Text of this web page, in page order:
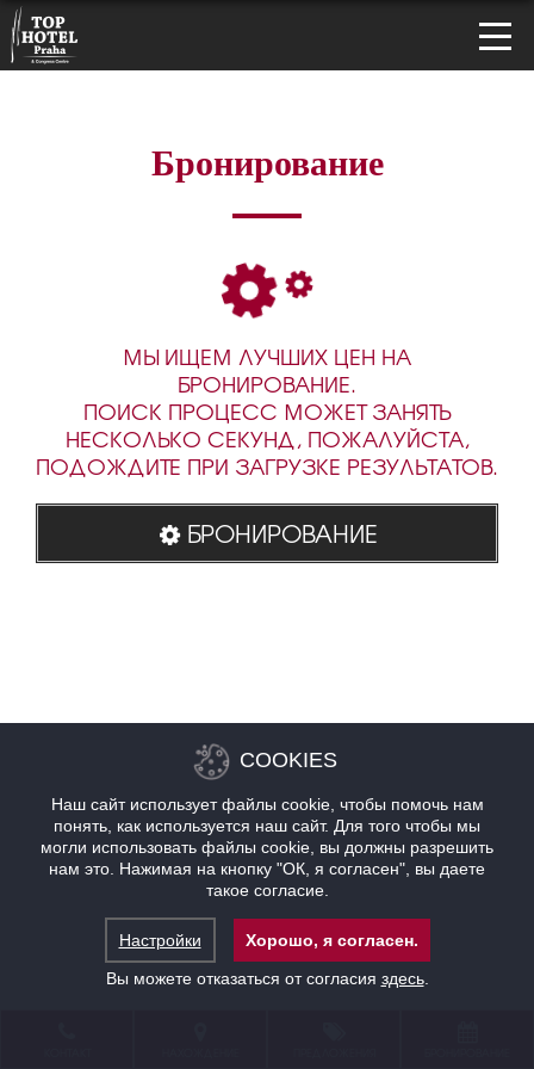
Бронирование
МЫ ИЩЕМ ЛУЧШИХ ЦЕН НА
БРОНИРОВАНИЕ.
ПОИСК ПРОЦЕСС МОЖЕТ ЗАНЯТЬ
НЕСКОЛЬКО СЕКУНД, ПОЖАЛУЙСТА,
ПОДОЖДИТЕ ПРИ ЗАГРУЗКЕ РЕЗУЛЬТАТОВ.
БРОНИРОВАНИЕ
COOKIES
Наш сайт использует файлы cookie, чтобы помочь нам
понять, как используется наш сайт. Для того чтобы мы
могли использовать файлы cookie, вы должны разрешить
нам это. Нажимая на кнопку "ОК, я согласен", вы даете
такое согласие.
Настройки
Хорошо, я согласен.
Вы можете отказаться от согласия здесь.